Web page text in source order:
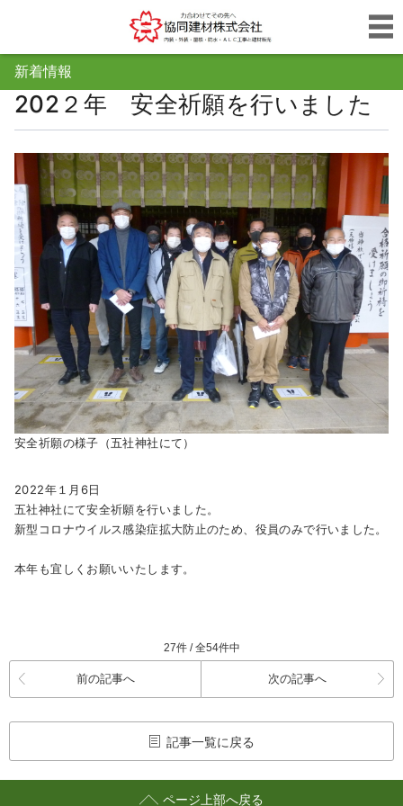
新着情報
202２年 安全祈願を行いました
安全祈願の様子（五社神社にて）
2022年１月6日
五社神社にて安全祈願を行いました。
新型コロナウイルス感染症拡大防止のため、役員のみで行いました。
本年も宜しくお願いいたします。
27件 / 全54件中
前の記事へ 次の記事へ
記事一覧に戻る
ページ上部へ戻る